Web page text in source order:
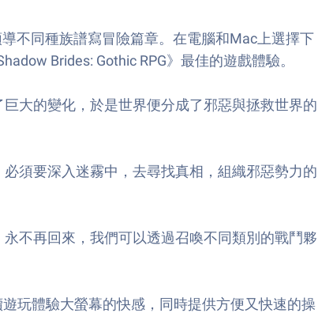
不同種族譜寫冒險篇章。在電腦和Mac上選擇下
Brides: Gothic RPG》最佳的遊戲體驗。
大的變化，於是世界便分成了邪惡與拯救世界的
須要深入迷霧中，去尋找真相，組織邪惡勢力的
不再回來，我們可以透過召喚不同類別的戰鬥夥
玩體驗大螢幕的快感，同時提供方便又快速的操